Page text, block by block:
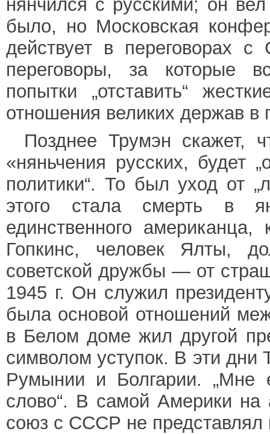
нянчился с русскими; он
было, но Московская
действует в переговорах
переговоры, за которые
попытки „отставить“
отношения великих держав в
Позднее Трумэн скажет,
«няньчения русских, будет
политики“. То был уход от
этого стала смерть в
единственного
Гопкинс, человек Ялты,
советской дружбы — от
1945 г. Он служил
была основой отношений
в Белом доме жил другой
символом уступок. В эти дни
Румынии и Болгарии. „Мне
слово“. В самой Америки
союз с СССР не представлял